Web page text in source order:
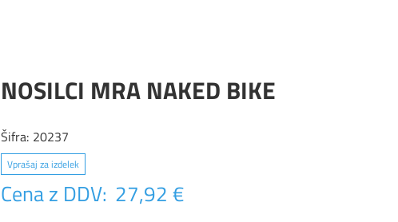
NOSILCI MRA NAKED BIKE
Šifra: 20237
Vprašaj za izdelek
Cena z DDV: 27,92 €